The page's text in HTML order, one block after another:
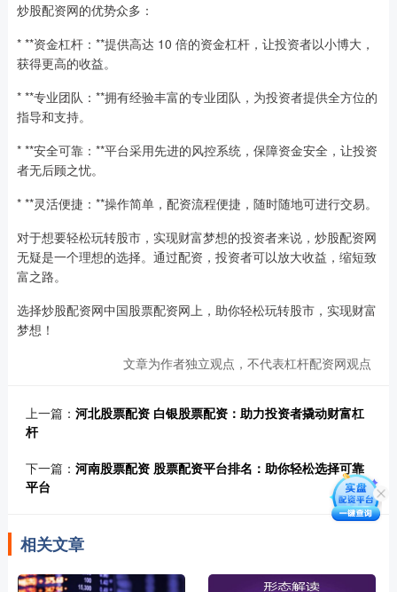
炒股配资网的优势众多：
* **资金杠杆：**提供高达 10 倍的资金杠杆，让投资者以小博大，
获得更高的收益。
* **专业团队：**拥有经验丰富的专业团队，为投资者提供全方位的
指导和支持。
* **安全可靠：**平台采用先进的风控系统，保障资金安全，让投资
者无后顾之忧。
* **灵活便捷：**操作简单，配资流程便捷，随时随地可进行交易。
对于想要轻松玩转股市，实现财富梦想的投资者来说，炒股配资网
无疑是一个理想的选择。通过配资，投资者可以放大收益，缩短致
富之路。
选择炒股配资网中国股票配资网上，助你轻松玩转股市，实现财富
梦想！
文章为作者独立观点，不代表杠杆配资网观点
上一篇： 河北股票配资 白银股票配资：助力投资者撬动财富杠
杆
下一篇： 河南股票配资 股票配资平台排名：助你轻松选择可靠
平台
相关文章